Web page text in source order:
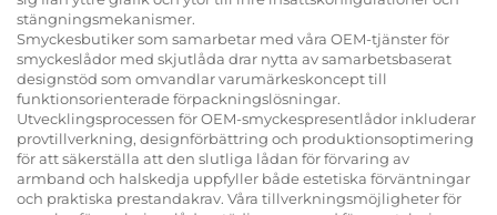
stängningsmekanismer.
Smyckesbutiker som samarbetar med våra OEM-tjänster för
smyckeslådor med skjutlåda drar nytta av samarbetsbaserat
designstöd som omvandlar varumärkeskoncept till
funktionsorienterade förpackningslösningar.
Utvecklingsprocessen för OEM-smyckespresentlådor inkluderar
provtillverkning, designförbättring och produktionsoptimering
för att säkerställa att den slutliga lådan för förvaring av
armband och halskedja uppfyller både estetiska förväntningar
och praktiska prestandakrav. Våra tillverkningsmöjligheter för